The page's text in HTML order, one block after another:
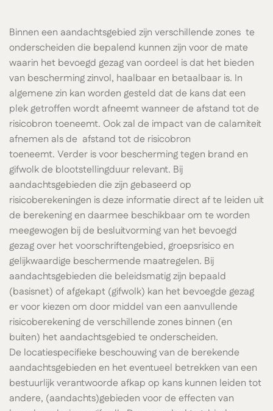
Binnen een aandachtsgebied zijn verschillende zones te
onderscheiden die bepalend kunnen zijn voor de mate
waarin het bevoegd gezag van oordeel is dat het bieden
van bescherming zinvol, haalbaar en betaalbaar is. In
algemene zin kan worden gesteld dat de kans dat een
plek getroffen wordt afneemt wanneer de afstand tot de
risicobron toeneemt. Ook zal de impact van de calamiteit
afnemen als de afstand tot de risicobron
toeneemt. Verder is voor bescherming tegen brand en
gifwolk de blootstellingduur relevant. Bij
aandachtsgebieden die zijn gebaseerd op
risicoberekeningen is deze informatie direct af te leiden uit
de berekening en daarmee beschikbaar om te worden
meegewogen bij de besluitvorming van het bevoegd
gezag over het voorschriftengebied, groepsrisico en
gelijkwaardige beschermende maatregelen. Bij
aandachtsgebieden die beleidsmatig zijn bepaald
(basisnet) of afgekapt (gifwolk) kan het bevoegde gezag
er voor kiezen om door middel van een aanvullende
risicoberekening de verschillende zones binnen (en
buiten) het aandachtsgebied te onderscheiden.
De locatiespecifieke beschouwing van de berekende
aandachtsgebieden en het eventueel betrekken van een
bestuurlijk verantwoorde afkap op kans kunnen leiden tot
andere, (aandachts)gebieden voor de effecten van